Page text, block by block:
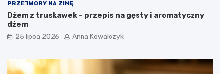
PRZETWORY NA ZIMĘ
Dżem z truskawek – przepis na gęsty i aromatyczny
dżem
25 lipca 2026 Anna Kowalczyk